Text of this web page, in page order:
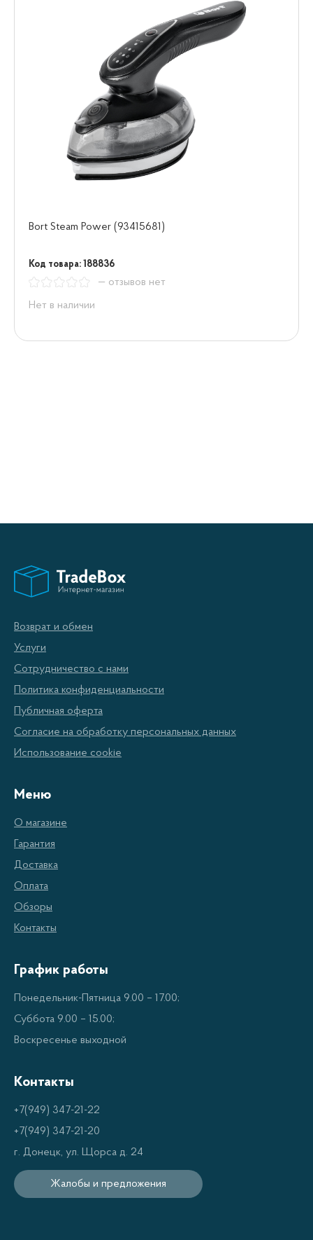
Bort Steam Power (93415681)
Код товара: 188836
— отзывов нет
Нет в наличии
Возврат и обмен
Услуги
Сотрудничество с нами
Политика конфиденциальности
Публичная оферта
Согласие на обработку персональных данных
Использование cookie
Меню
О магазине
Гарантия
Доставка
Оплата
Обзоры
Контакты
График работы
Понедельник-Пятница 9.00 – 17.00;
Суббота 9.00 – 15.00;
Воскресенье выходной
Контакты
+7(949) 347-21-22
+7(949) 347-21-20
г. Донецк, ул. Щорса д. 24
Жалобы и предложения